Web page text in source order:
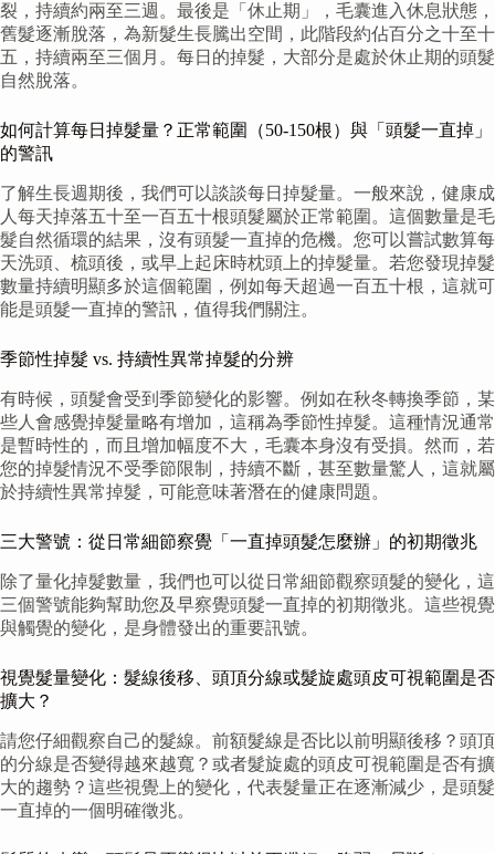
裂，持續約兩至三週。最後是「休止期」，毛囊進入休息狀態，
舊髮逐漸脫落，為新髮生長騰出空間，此階段約佔百分之十至十
五，持續兩至三個月。每日的掉髮，大部分是處於休止期的頭髮
自然脫落。
如何計算每日掉髮量？正常範圍（50-150根）與「頭髮一直掉」
的警訊
了解生長週期後，我們可以談談每日掉髮量。一般來說，健康成
人每天掉落五十至一百五十根頭髮屬於正常範圍。這個數量是毛
髮自然循環的結果，沒有頭髮一直掉的危機。您可以嘗試數算每
天洗頭、梳頭後，或早上起床時枕頭上的掉髮量。若您發現掉髮
數量持續明顯多於這個範圍，例如每天超過一百五十根，這就可
能是頭髮一直掉的警訊，值得我們關注。
季節性掉髮 vs. 持續性異常掉髮的分辨
有時候，頭髮會受到季節變化的影響。例如在秋冬轉換季節，某
些人會感覺掉髮量略有增加，這稱為季節性掉髮。這種情況通常
是暫時性的，而且增加幅度不大，毛囊本身沒有受損。然而，若
您的掉髮情況不受季節限制，持續不斷，甚至數量驚人，這就屬
於持續性異常掉髮，可能意味著潛在的健康問題。
三大警號：從日常細節察覺「一直掉頭髮怎麼辦」的初期徵兆
除了量化掉髮數量，我們也可以從日常細節觀察頭髮的變化，這
三個警號能夠幫助您及早察覺頭髮一直掉的初期徵兆。這些視覺
與觸覺的變化，是身體發出的重要訊號。
視覺髮量變化：髮線後移、頭頂分線或髮旋處頭皮可視範圍是否
擴大？
請您仔細觀察自己的髮線。前額髮線是否比以前明顯後移？頭頂
的分線是否變得越來越寬？或者髮旋處的頭皮可視範圍是否有擴
大的趨勢？這些視覺上的變化，代表髮量正在逐漸減少，是頭髮
一直掉的一個明確徵兆。